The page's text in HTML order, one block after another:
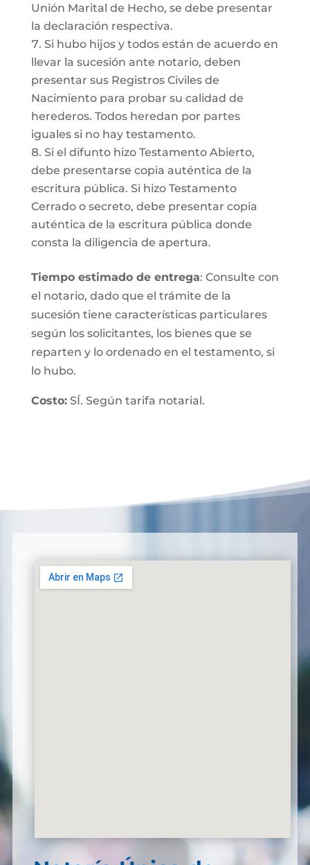
Unión Marital de Hecho, se debe presentar
la declaración respectiva.
Si hubo hijos y todos están de acuerdo en
llevar la sucesión ante notario, deben
presentar sus Registros Civiles de
Nacimiento para probar su calidad de
herederos. Todos heredan por partes
iguales si no hay testamento.
Si el difunto hizo Testamento Abierto,
debe presentarse copia auténtica de la
escritura pública. Si hizo Testamento
Cerrado o secreto, debe presentar copia
auténtica de la escritura pública donde
consta la diligencia de apertura.
Tiempo estimado de entrega: Consulte con
el notario, dado que el trámite de la
sucesión tiene características particulares
según los solicitantes, los bienes que se
reparten y lo ordenado en el testamento, si
lo hubo.
Costo:SÍ. Según tarifa notarial.